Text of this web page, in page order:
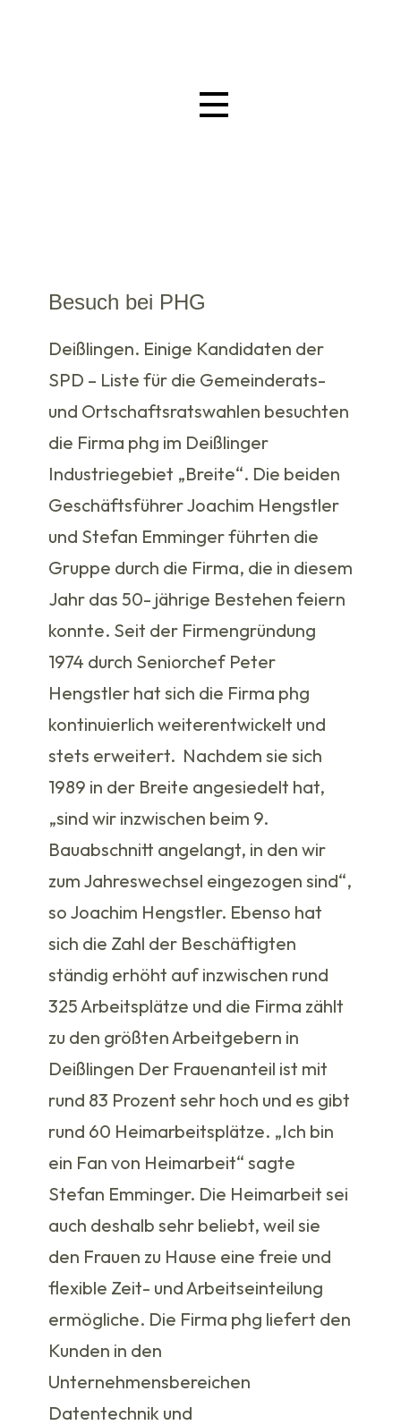
Besuch bei PHG
Deißlingen. Einige Kandidaten der
SPD – Liste für die Gemeinderats-
und Ortschaftsratswahlen besuchten
die Firma phg im Deißlinger
Industriegebiet „Breite“. Die beiden
Geschäftsführer Joachim Hengstler
und Stefan Emminger führten die
Gruppe durch die Firma, die in diesem
Jahr das 50- jährige Bestehen feiern
konnte. Seit der Firmengründung
1974 durch Seniorchef Peter
Hengstler hat sich die Firma phg
kontinuierlich weiterentwickelt und
stets erweitert. Nachdem sie sich
1989 in der Breite angesiedelt hat,
„sind wir inzwischen beim 9.
Bauabschnitt angelangt, in den wir
zum Jahreswechsel eingezogen sind“,
so Joachim Hengstler. Ebenso hat
sich die Zahl der Beschäftigten
ständig erhöht auf inzwischen rund
325 Arbeitsplätze und die Firma zählt
zu den größten Arbeitgebern in
Deißlingen Der Frauenanteil ist mit
rund 83 Prozent sehr hoch und es gibt
rund 60 Heimarbeitsplätze. „Ich bin
ein Fan von Heimarbeit“ sagte
Stefan Emminger. Die Heimarbeit sei
auch deshalb sehr beliebt, weil sie
den Frauen zu Hause eine freie und
flexible Zeit- und Arbeitseinteilung
ermögliche. Die Firma phg liefert den
Kunden in den
Unternehmensbereichen
Datentechnik und